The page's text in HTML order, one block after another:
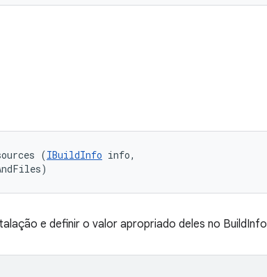
(IBuildInfo info,
e definir o valor apropriado deles no BuildInfo